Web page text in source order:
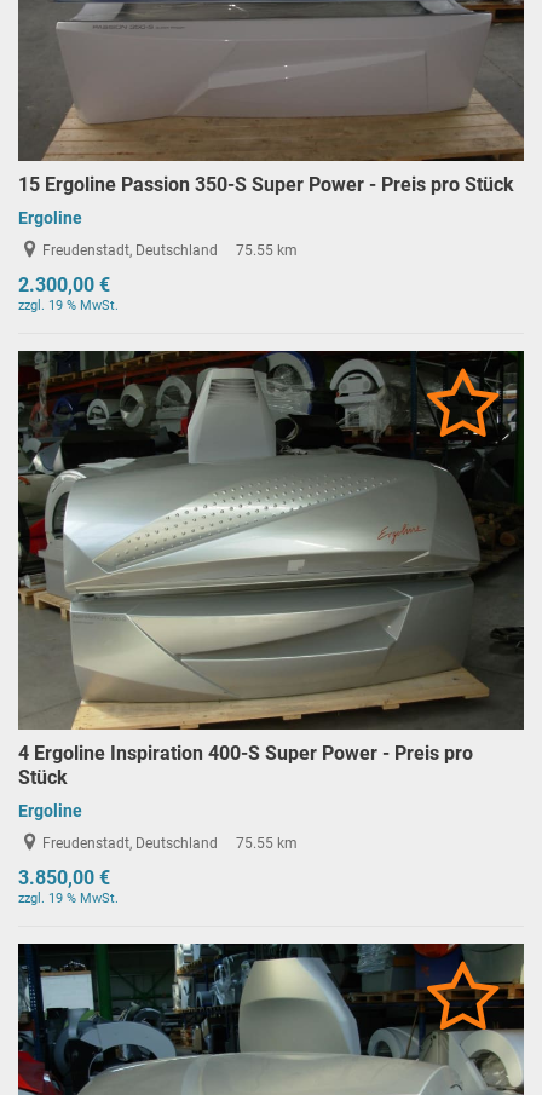
15 Ergoline Passion 350-S Super Power - Preis pro Stück
Ergoline
Freudenstadt, Deutschland 75.55 km
2.300,00 €
zzgl. 19 % MwSt.
4 Ergoline Inspiration 400-S Super Power - Preis pro
Stück
Ergoline
Freudenstadt, Deutschland 75.55 km
3.850,00 €
zzgl. 19 % MwSt.